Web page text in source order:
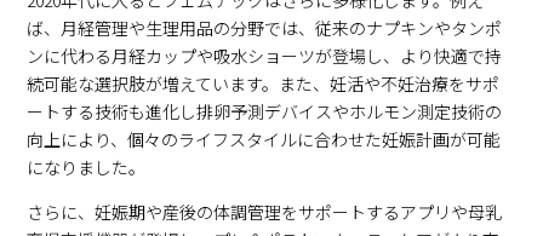
ば、月経管理や生理用品の分野では、従来のナプキンやタンポ
ンに代わる月経カップや吸水ショーツが登場し、より快適で持
続可能な選択肢が増えています。また、妊活や不妊治療をサポ
ートする技術も進化し排卵予測デバイスやホルモン測定技術の
向上により、個々のライフスタイルに合わせた妊娠計画が可能
になりました。
さらに、妊娠期や産後の体調管理をサポートするアプリや母乳